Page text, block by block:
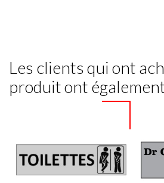
Les clients qui ont
produit ont